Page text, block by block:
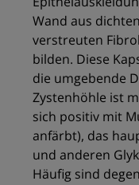
Wand aus
verstreuten
bilden. Diese
die umgebende
Zystenhöhle ist
sich positiv mit
anfärbt), das
und anderen
Häufig sind